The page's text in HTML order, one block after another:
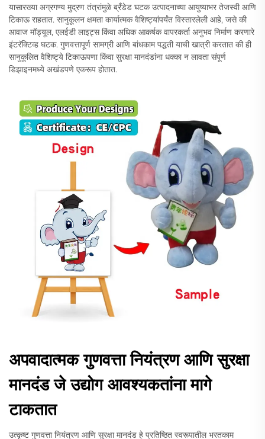
यासारख्या अग्रगण्य मुद्रण तंत्रांमुळे ब्रँडेड घटक उत्पादनाच्या आयुष्याभर तेजस्वी आणि
टिकाऊ राहतात. सानुकूलन क्षमता कार्यात्मक वैशिष्ट्यांपर्यंत विस्तारलेली आहे, जसे की
आवाज मॉड्यूल, एलईडी लाइट्स किंवा अधिक आकर्षक वापरकर्ता अनुभव निर्माण करणारे
इंटरॅक्टिव्ह घटक. गुणवत्तापूर्ण सामग्री आणि बांधकाम पद्धती याची खात्री करतात की ही
सानुकूलित वैशिष्ट्ये टिकाऊपणा किंवा सुरक्षा मानदंडांना धक्का न लावता संपूर्ण
डिझाइनमध्ये अखंडपणे एकरूप होतात.
अपवादात्मक गुणवत्ता नियंत्रण आणि सुरक्षा
मानदंड जे उद्योग आवश्यकतांना मागे
टाकतात
उत्कृष्ट गुणवत्ता नियंत्रण आणि सुरक्षा मानदंड हे प्रतिष्ठित स्वरूपातील भरतकाम